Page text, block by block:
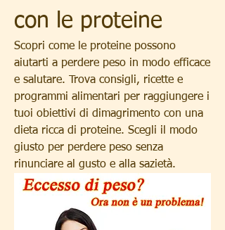
con le proteine
Scopri come le proteine possono
aiutarti a perdere peso in modo efficace
e salutare. Trova consigli, ricette e
programmi alimentari per raggiungere i
tuoi obiettivi di dimagrimento con una
dieta ricca di proteine. Scegli il modo
giusto per perdere peso senza
rinunciare al gusto e alla sazietà.